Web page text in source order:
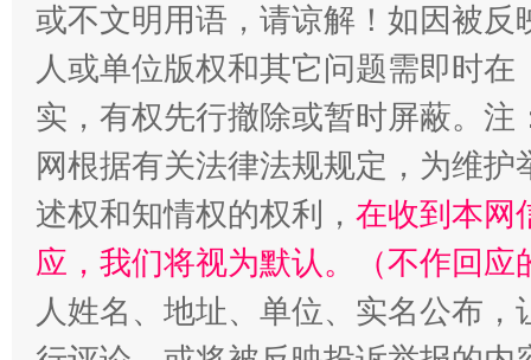
扯下公款旅游的“隐身衣” 如何以
或不文明用语，请谅解！如因被
人或单位版权和其它问题需即时在
实，有权先行撤除或暂时屏蔽。
网根据有关法律法规规定，为维
述权和知情权的权利， 在收到本网
应，我们将视为默认。（不作回应
人姓名、地址、单位、实名公布